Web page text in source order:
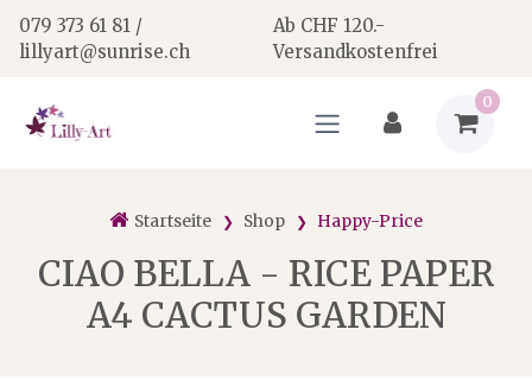
079 373 61 81 /
lillyart@sunrise.ch
Ab CHF 120.-
Versandkostenfrei
0
Startseite Shop Happy-Price
CIAO BELLA - RICE PAPER
A4 CACTUS GARDEN